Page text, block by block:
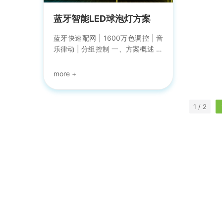
该方案适用节...
蓝牙智能LED球泡灯方案
蓝牙快速配网 | 1600万色调控 | 音
乐律动 | 分组控制 一、方案概述 蓝
禾科技专门为智能家居LED照明所
智能家居球泡灯产品智能化控制。
1 / 2